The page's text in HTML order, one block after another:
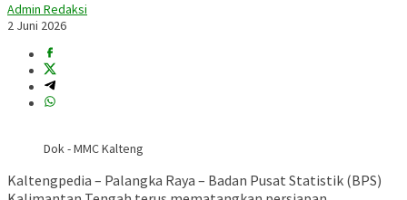
Admin Redaksi
2 Juni 2026
Dok - MMC Kalteng
Kaltengpedia – Palangka Raya – Badan Pusat Statistik (BPS)